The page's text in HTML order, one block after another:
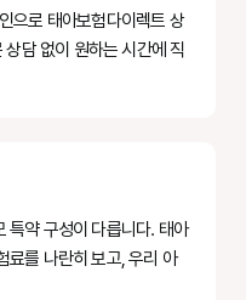
으로 태아보험다이렉트 상
담 없이 원하는 시간에 직
특약 구성이 다릅니다. 태아
료를 나란히 보고, 우리 아